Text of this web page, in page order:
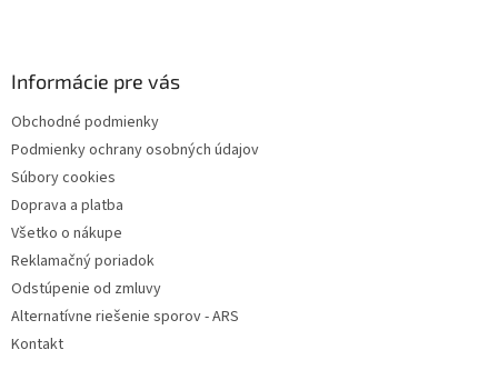
Informácie pre vás
Obchodné podmienky
Podmienky ochrany osobných údajov
Súbory cookies
Doprava a platba
Všetko o nákupe
Reklamačný poriadok
Odstúpenie od zmluvy
Alternatívne riešenie sporov - ARS
Kontakt